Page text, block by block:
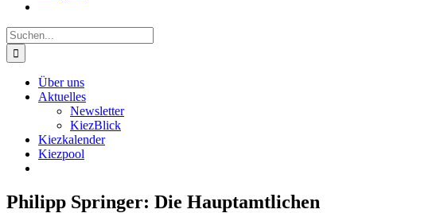
Suche
nach:
Über uns
Aktuelles
Newsletter
KiezBlick
Kiezkalender
Kiezpool
Philipp Springer: Die Hauptamtlichen